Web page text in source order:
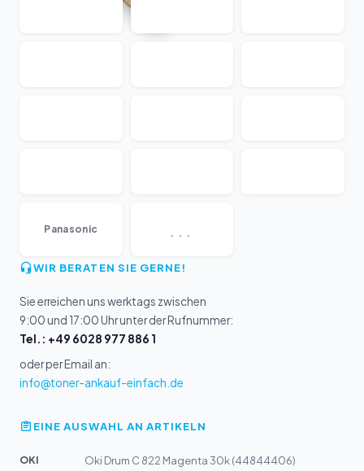
Panasonic ...
WIR BERATEN SIE GERNE!
Sie erreichen uns werktags zwischen
9:00 und 17:00 Uhr unter der Rufnummer:
Tel.: +49 6028 977 886 1
oder per Email an:
info@toner-ankauf-einfach.de
EINE AUSWAHL AN ARTIKELN
OKI
Oki Drum C 822 Magenta 30k (44844406)